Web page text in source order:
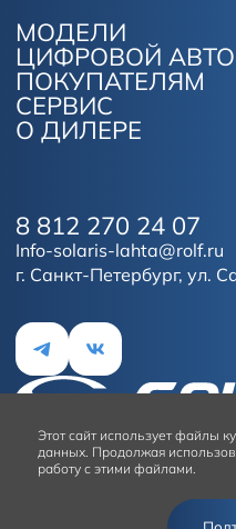
МОДЕЛИ
ЦИФРОВОЙ
ПОКУПАТЕЛЯМ
СЕРВИС
О ДИЛЕРЕ
г. Санкт-Петербург, ул.
8 812 270 24 07
Info-solaris-lahta@rolf.ru
Условия использования
Этот сайт использует файлы
данных. Продолжая
работу с этими файлами.